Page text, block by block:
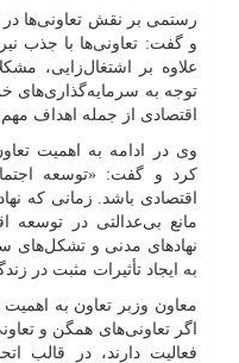
رستمی بر نقش تعاونی‌ها در
و گفت: تعاونی‌ها با جذب
علاوه بر اشتغال‌زایی،
توجه به سرمایه‌گذاری‌های
اقتصادی از جمله اهداف
وی در ادامه به اهمیت
کرد و گفت: «توسعه
اقتصادی باشد. زمانی که
مانع بی‌عدالتی در توسعه
نهاد‌های مدنی و تشکل‌های
به ایجاد تأثیرات مثبت در
معاون وزبر تعاون به اهمیت
اگر تعاونی‌های همگن و
فعالیت دارند، در قالب